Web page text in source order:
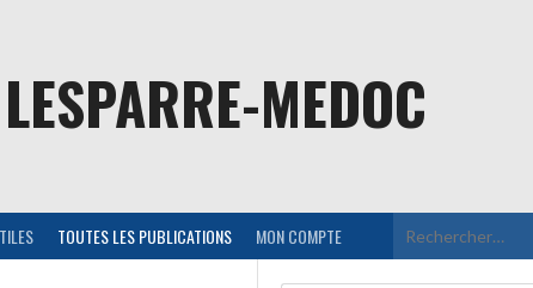
MEDOC
TOUTES LES PUBLICATIONS MON COMPTE